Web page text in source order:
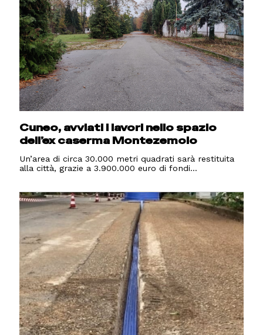
Cuneo, avviati i lavori nello spazio
dell’ex caserma Montezemolo
Un’area di circa 30.000 metri quadrati sarà restituita
alla città, grazie a 3.900.000 euro di fondi...